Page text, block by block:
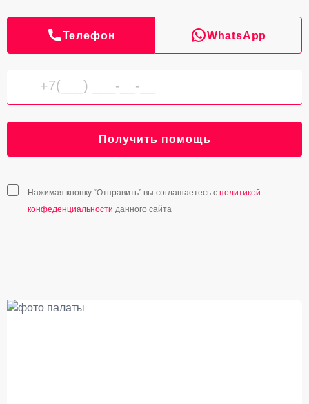
Телефон WhatsApp
Получить помощь
Нажимая кнопку “Отправить” вы соглашаетесь с политикой
конфеденциальности данного сайта